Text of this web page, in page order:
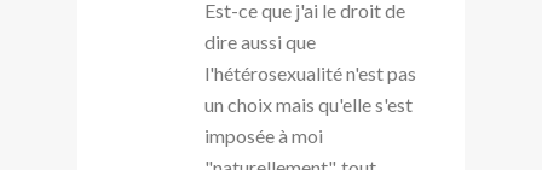
Est-ce que j'ai le droit de
dire aussi que
l'hétérosexualité n'est pas
un choix mais qu'elle s'est
imposée à moi